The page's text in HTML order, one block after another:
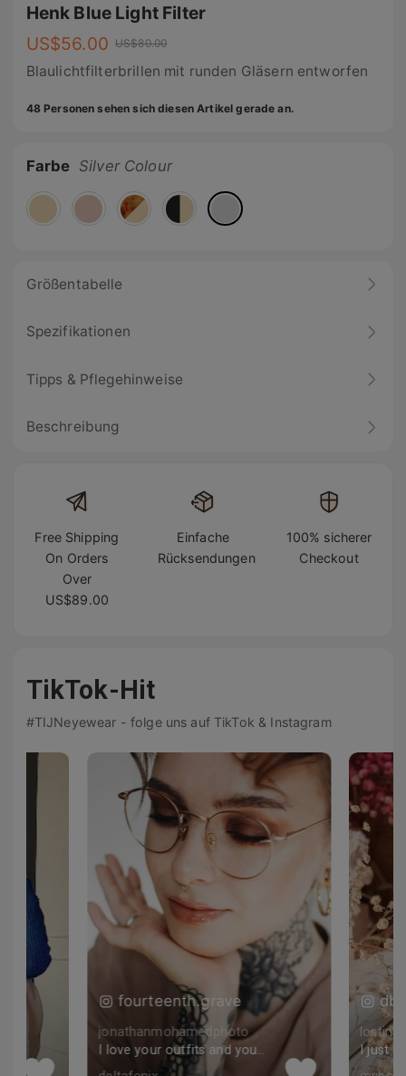
Henk Blue Light Filter
US$56.00 US$80.00
Blaulichtfilterbrillen mit runden Gläsern entworfen
48 Personen sehen sich diesen Artikel gerade an.
Farbe Silver Colour
Größentabelle
Spezifikationen
Tipps & Pflegehinweise
Beschreibung
Free Shipping
On Orders
Over
US$89.00
Einfache
Rücksendungen
100% sicherer
Checkout
TikTok-Hit
#TIJNeyewear - folge uns auf TikTok & Instagram
fourteenth.grave
jonathanmohamedphoto